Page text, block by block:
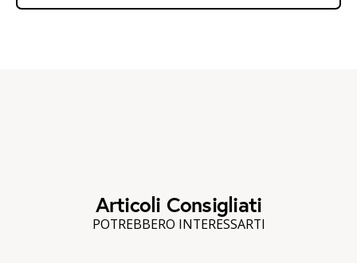
Articoli Consigliati
POTREBBERO INTERESSARTI